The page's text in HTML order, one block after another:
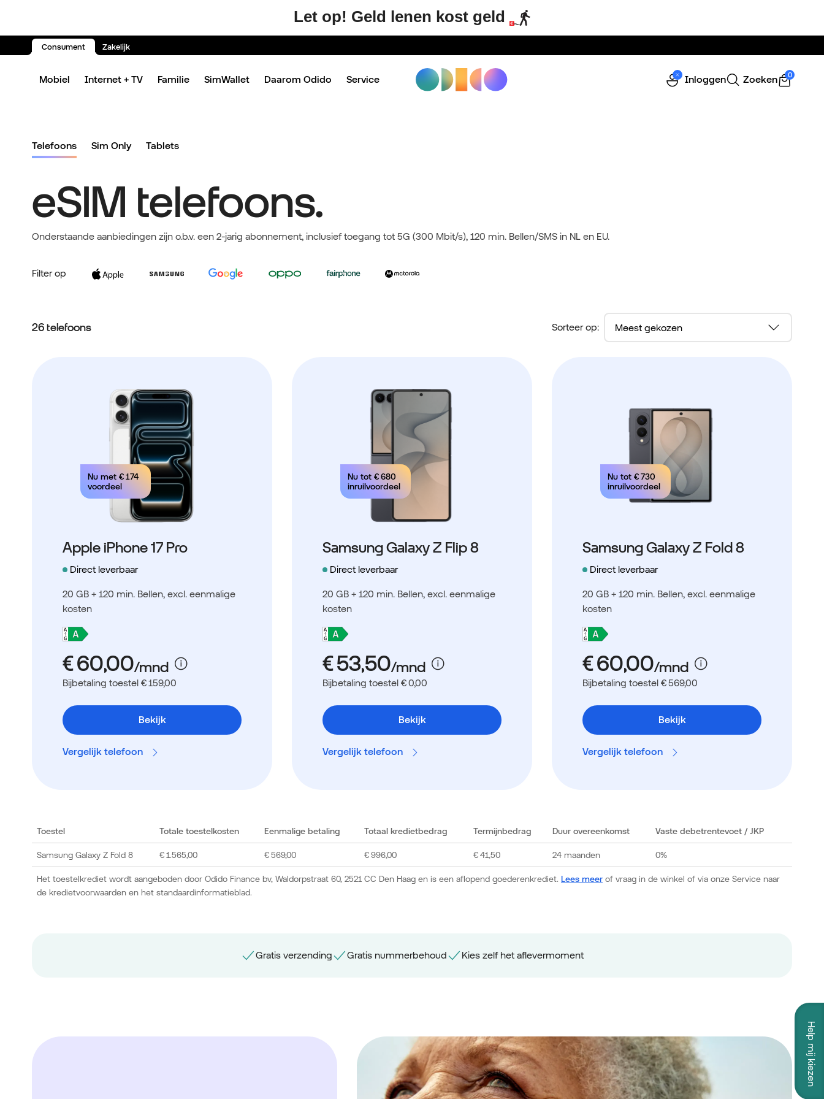
Let op! Geld lenen kost geld
Consument Zakelijk
Mobiel Internet + TV Familie SimWallet Daarom Odido Service Inloggen Zoeken 0
Telefoons Sim Only Tablets
eSIM telefoons.
Onderstaande aanbiedingen zijn o.b.v. een 2-jarig abonnement, inclusief toegang tot 5G (300 Mbit/s), 120 min. Bellen/SMS in NL en EU.
Filter op
26 telefoons Sorteer op:
Nu met € 174
voordeel
Apple iPhone 17 Pro
Direct leverbaar
20 GB + 120 min. Bellen, excl. eenmalige
kosten
Bijbetaling toestel € 159,00
Bekijk
Vergelijk telefoon
Nu tot € 680
inruilvoordeel
Samsung Galaxy Z Flip 8
Direct leverbaar
20 GB + 120 min. Bellen, excl. eenmalige
kosten
Bijbetaling toestel € 0,00
Bekijk
Vergelijk telefoon
Nu tot € 730
inruilvoordeel
Samsung Galaxy Z Fold 8
Direct leverbaar
20 GB + 120 min. Bellen, excl. eenmalige
kosten
Bijbetaling toestel € 569,00
Bekijk
Vergelijk telefoon
Toestel Totale toestelkosten Eenmalige betaling Totaal kredietbedrag Termijnbedrag Duur overeenkomst Vaste debetrentevoet / JKP
Het toestelkrediet wordt aangeboden door Odido Finance bv, Waldorpstraat 60, 2521 CC Den Haag en is een aflopend goederenkrediet. Lees meer of vraag in de winkel of via onze Service naar
de kredietvoorwaarden en het standaardinformatieblad.
Samsung Galaxy Z Fold 8 € 1.565,00 € 569,00 € 996,00 € 41,50 24 maanden 0%
Gratis verzending Gratis nummerbehoud Kies zelf het aflevermoment
Help mij kiezen